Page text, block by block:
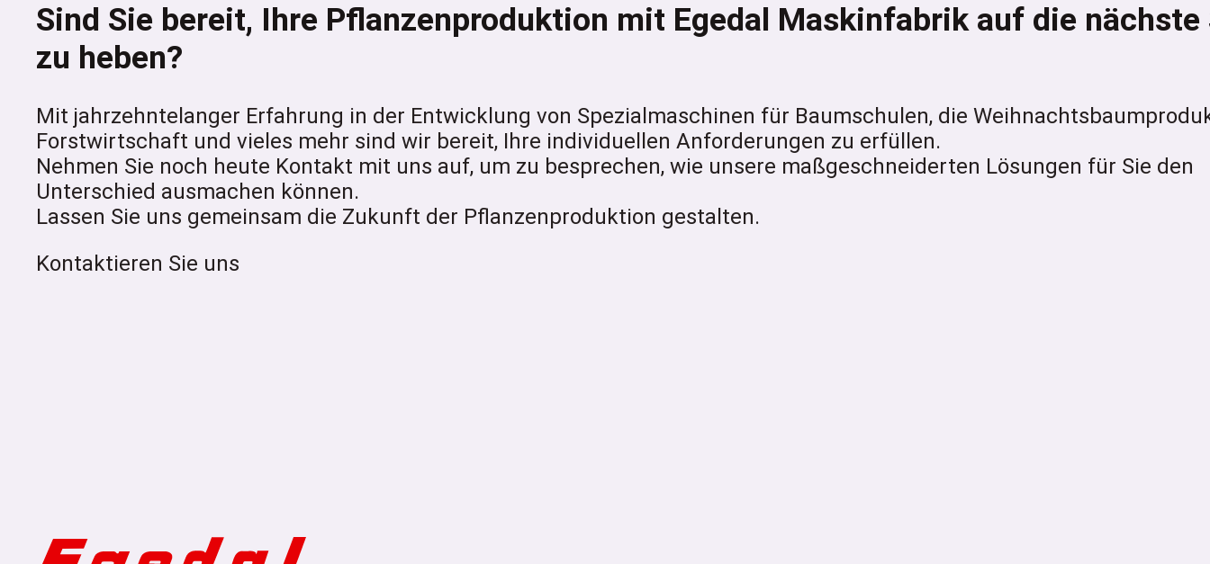
Sind Sie bereit, Ihre Pflanzenproduktion mit Egedal Maskinfabrik auf die nächste
zu heben?
Mit jahrzehntelanger Erfahrung in der Entwicklung von Spezialmaschinen für Baumschulen, die
Forstwirtschaft und vieles mehr sind wir bereit, Ihre individuellen Anforderungen zu erfüllen.
Nehmen Sie noch heute Kontakt mit uns auf, um zu besprechen, wie unsere maßgeschneiderten Lösungen für Sie den
Unterschied ausmachen können.
Lassen Sie uns gemeinsam die Zukunft der Pflanzenproduktion gestalten.
Kontaktieren Sie uns